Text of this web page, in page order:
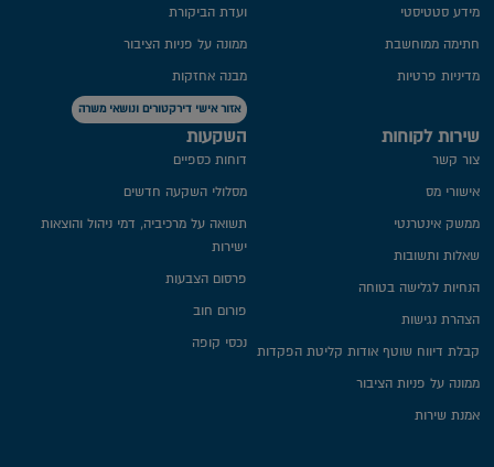
ועדת הביקורת
ממונה על פניות הציבור
מבנה אחזקות
אזור אישי דירקטורים ונושאי משרה
מידע סטטיסטי
חתימה ממוחשבת
מדיניות פרטיות​
השקעות
דוחות כספיים
מסלולי השקעה חדשים
תשואה על מרכיביה, דמי ניהול והוצאות
ישירות
פרסום הצבעות
פורום חוב
נכסי קופה
שירות לקוחות
צור קשר
אישורי מס
ממשק אינטרנטי
שאלות ותשובות
הנחיות לגלישה בטוחה
הצהרת נגישות
קבלת דיווח שוטף אודות קליטת הפקדות
ממונה על פניות הציבור
אמנת שירות